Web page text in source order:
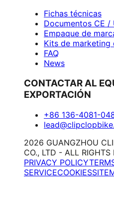
Fichas técnicas
Documentos CE /
Empaque de
Kits de marketing
FAQ
News
CONTACTAR AL
EXPORTACIÓN
+86 136-4081-
2026 GUANGZHOU
CO., LTD - ALL RIGHTS
PRIVACY POLICY
SERVICECOOKIES